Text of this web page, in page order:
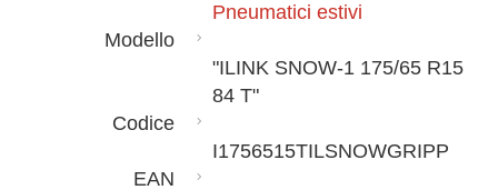
Pneumatici estivi
Modello
"ILINK SNOW-1 175/65 R15
84 T"
Codice
I1756515TILSNOWGRIPP
EAN